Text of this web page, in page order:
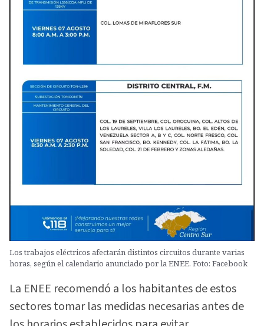
Los trabajos eléctricos afectarán distintos circuitos durante varias
horas, según el calendario anunciado por la ENEE. Foto: Facebook
La ENEE recomendó a los habitantes de estos
sectores tomar las medidas necesarias antes de